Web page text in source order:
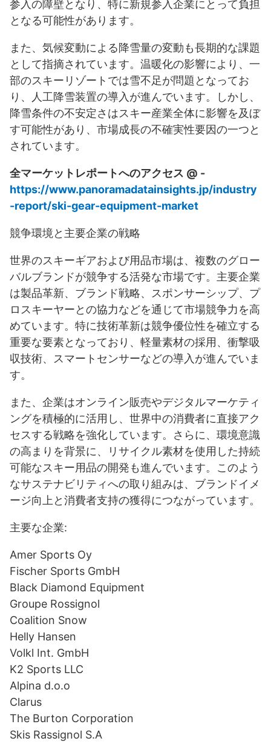
参入の障壁となり、特に新規参入企業にとって負担
となる可能性があります。
また、気候変動による降雪量の変動も長期的な課題
として指摘されています。温暖化の影響により、一
部のスキーリゾートでは雪不足が問題となってお
り、人工降雪装置の導入が進んでいます。しかし、
降雪条件の不安定さはスキー産業全体に影響を及ぼ
す可能性があり、市場成長の不確実性要因の一つと
されています。
全マーケットレポートへのアクセス @ -
https://www.panoramadatainsights.jp/industry
-report/ski-gear-equipment-market
競争環境と主要企業の戦略
世界のスキーギアおよび用品市場は、複数のグロー
バルブランドが競争する活発な市場です。主要企業
は製品革新、ブランド戦略、スポンサーシップ、プ
ロスキーヤーとの協力などを通じて市場競争力を高
めています。特に技術革新は競争優位性を確立する
重要な要素となっており、軽量素材の採用、衝撃吸
収技術、スマートセンサーなどの導入が進んでいま
す。
また、企業はオンライン販売やデジタルマーケティ
ングを積極的に活用し、世界中の消費者に直接アク
セスする戦略を強化しています。さらに、環境意識
の高まりを背景に、リサイクル素材を使用した持続
可能なスキー用品の開発も進んでいます。このよう
なサステナビリティへの取り組みは、ブランドイメ
ージ向上と消費者支持の獲得につながっています。
主要な企業:
Amer Sports Oy
Fischer Sports GmbH
Black Diamond Equipment
Groupe Rossignol
Coalition Snow
Helly Hansen
Volkl Int. GmbH
K2 Sports LLC
Alpina d.o.o
Clarus
The Burton Corporation
Skis Rassignol S.A